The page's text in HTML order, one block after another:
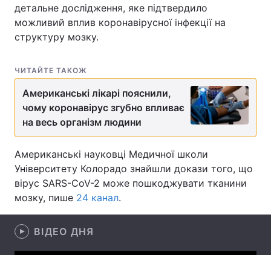
Економіка Світ
Спорт
Техно і зв'язок
Зброя Інциденти
Здоров'я
Погода
Екологія
Лонгріди
Відео з Youtube
детальне дослідження, яке підтвердило
можливий вплив коронавірусної інфекції на
структуру мозку.
ЧИТАЙТЕ ТАКОЖ
Американські лікарі пояснили,
чому коронавірус згубно впливає
на весь організм людини
Американські науковці Медичної школи
Університету Колорадо знайшли докази того, що
вірус SARS-CoV-2 може пошкоджувати тканини
мозку, пише 24 канал.
ВІДЕО ДНЯ